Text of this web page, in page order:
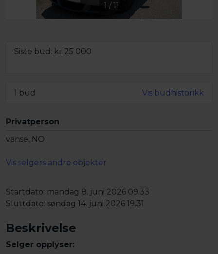
1 /11
Siste bud: kr 25 000
1 bud Vis budhistorikk
Privatperson
vanse, NO
Vis selgers andre objekter
Startdato: mandag 8. juni 2026 09.33
Sluttdato: søndag 14. juni 2026 19.31
Beskrivelse
Selger opplyser: